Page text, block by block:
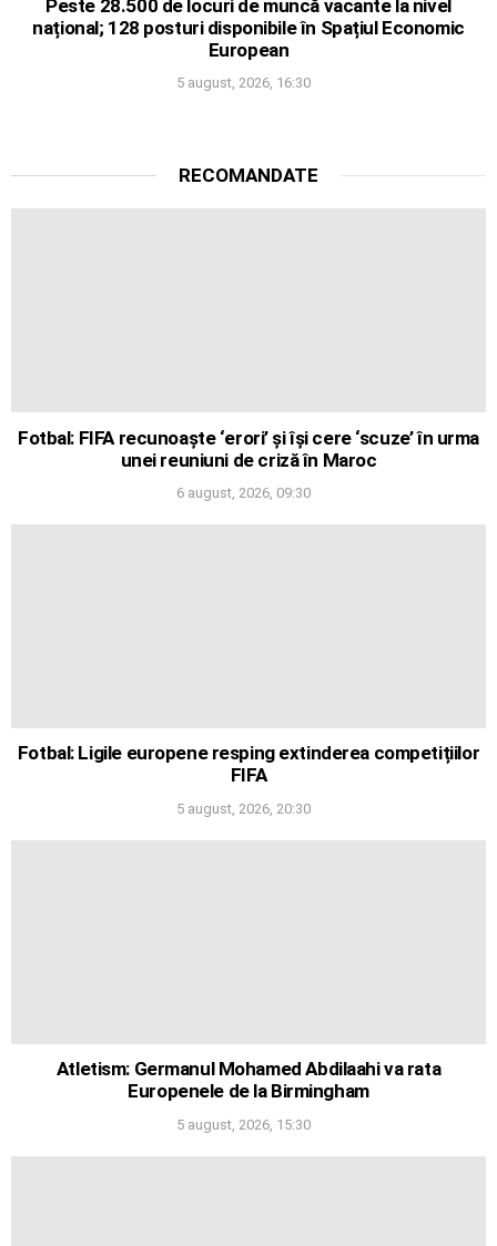
Peste 28.500 de locuri de muncă vacante la nivel
național; 128 posturi disponibile în Spațiul Economic
European
5 august, 2026, 16:30
RECOMANDATE
Fotbal: FIFA recunoaște ‘erori’ și își cere ‘scuze’ în urma
unei reuniuni de criză în Maroc
6 august, 2026, 09:30
Fotbal: Ligile europene resping extinderea competițiilor
FIFA
5 august, 2026, 20:30
Atletism: Germanul Mohamed Abdilaahi va rata
Europenele de la Birmingham
5 august, 2026, 15:30